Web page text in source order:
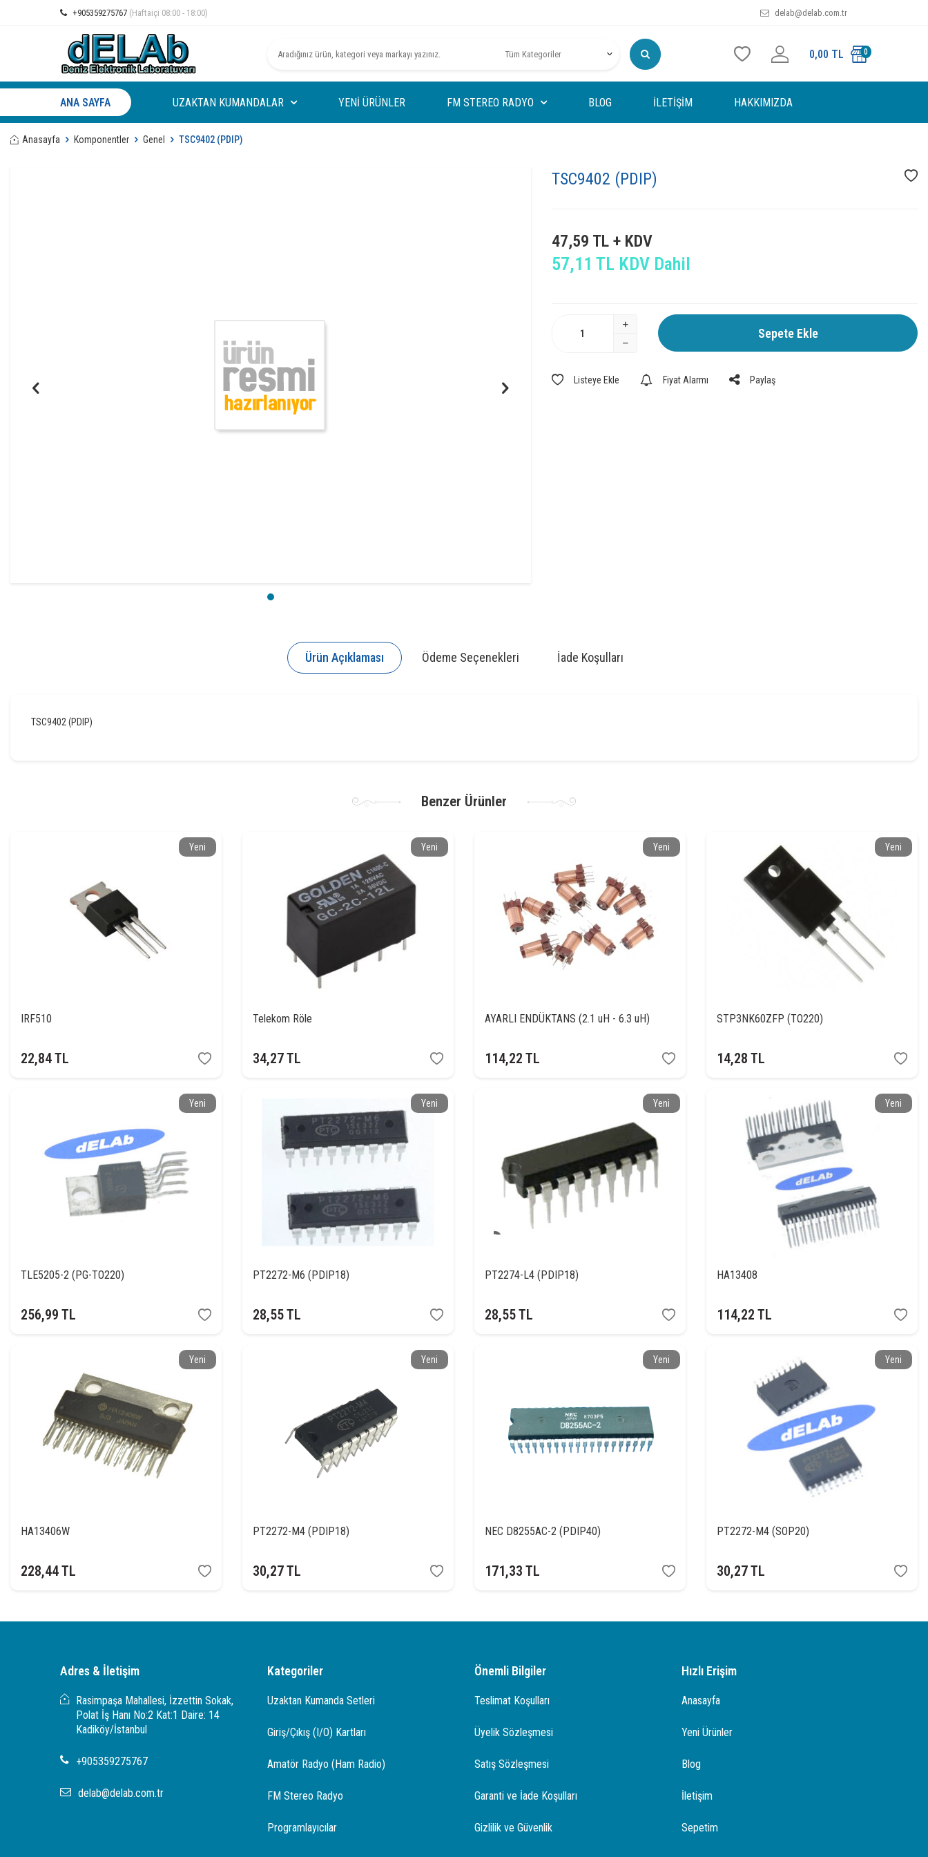
+905359275767 (Haftaiçi 08:00 - 18:00) delab@delab.com.tr
0,00 TL 0
ANA SAYFA UZAKTAN KUMANDALAR YENI ÜRÜNLER FM STEREO RADYO BLOG İLETIŞIM HAKKIMIZDA
Anasayfa Komponentler Genel TSC9402 (PDIP)
TSC9402 (PDIP)
47,59 TL + KDV
57,11 TL KDV Dahil
Sepete Ekle
Listeye Ekle Fiyat Alarmı Paylaş
Ürün Açıklaması Ödeme Seçenekleri İade Koşulları
TSC9402 (PDIP)
Benzer Ürünler
Yeni
IRF510
22,84TL
Yeni
Telekom Röle
34,27TL
Yeni
AYARLI ENDÜKTANS (2.1 uH - 6.3 uH)
114,22 TL
Yeni
STP3NK60ZFP (TO220)
14,28 TL
Yeni
TLE5205-2 (PG-TO220)
256,99 TL
Yeni
PT2272-M6 (PDIP18)
28,55TL
Yeni
PT2274-L4 (PDIP18)
28,55TL
Yeni
HA13408
114,22 TL
Yeni
HA13406W
228,44TL
Yeni
PT2272-M4 (PDIP18)
30,27TL
Yeni
NEC D8255AC-2 (PDIP40)
171,33 TL
Yeni
PT2272-M4 (SOP20)
30,27TL
Adres & İletişim
Rasimpaşa Mahallesi, İzzettin Sokak,
Polat İş Hanı No:2 Kat:1 Daire: 14
Kadiköy/İstanbul
+905359275767
delab@delab.com.tr
Kategoriler
Uzaktan Kumanda Setleri
Giriş/Çıkış (I/O) Kartları
Amatör Radyo (Ham Radio)
FM Stereo Radyo
Programlayıcılar
Önemli Bilgiler
Teslimat Koşulları
Üyelik Sözleşmesi
Satış Sözleşmesi
Garanti ve İade Koşulları
Gizlilik ve Güvenlik
Hızlı Erişim
Anasayfa
Yeni Ürünler
Blog
İletişim
Sepetim